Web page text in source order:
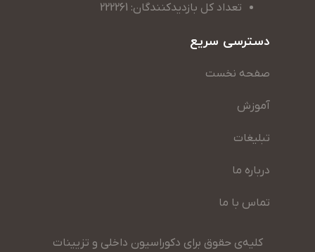
تعداد کل بازدیدکنندگان: 222261
دسترسی سریع
صفحه نخست
آموزش
تبلیغات
درباره ما
تماس با ما
کلیه‌ی حقوق برای دکوراسیون داخلی و تزیینات